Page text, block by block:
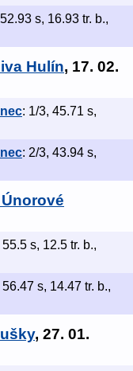
s, 16.93 tr. b.,
Hulín, 17. 02.
: 1/3, 45.71 s,
: 2/3, 43.94 s,
55.5 s, 12.5 tr. b.,
56.47 s, 14.47 tr. b.,
, 27. 01.